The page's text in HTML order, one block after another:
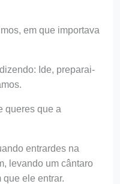
em que importava
Ide, preparai-
queres que a
entrardes na
levando um cântaro
ele entrar.